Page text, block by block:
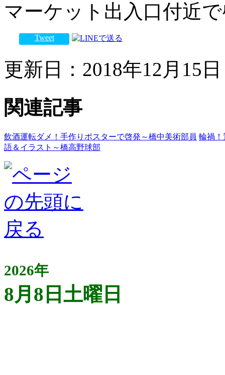
マーケット出入口付近
Tweet
更新日：2018年12月15
関連記事
飲酒運転ダメ！手作りポスターで啓発～橋中美術部員 輪禍！
語＆イラスト～橋高野球部
2026年
8月8日土曜日